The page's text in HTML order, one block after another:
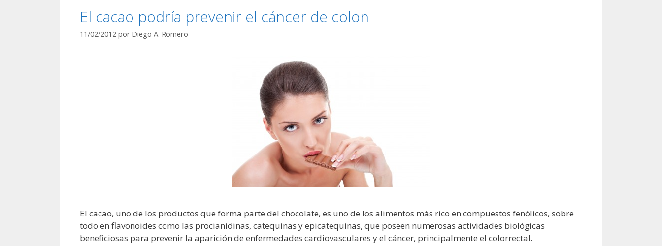
El cacao podría prevenir el cáncer de colon
11/02/2012 por Diego A. Romero
El cacao, uno de los productos que forma parte del chocolate, es uno de los alimentos más rico en compuestos fenólicos, sobre
todo en flavonoides como las procianidinas, catequinas y epicatequinas, que poseen numerosas actividades biológicas
beneficiosas para prevenir la aparición de enfermedades cardiovasculares y el cáncer, principalmente el colorrectal.